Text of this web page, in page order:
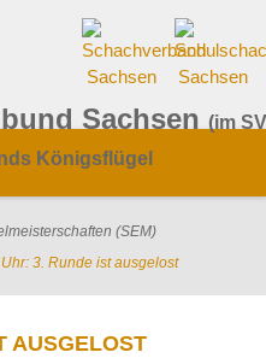
Sachsen (im
Königsflügel
(SEM)
3. Runde ist ausgelost
AUSGELOST